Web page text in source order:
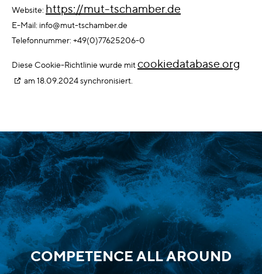
Website: https://mut-tschamber.de
E-Mail: info@mut-tschamber.de
Telefonnummer: +49(0)77625206-0
Diese Cookie-Richtlinie wurde mit cookiedatabase.org
am 18.09.2024 synchronisiert.
COMPETENCE ALL AROUND